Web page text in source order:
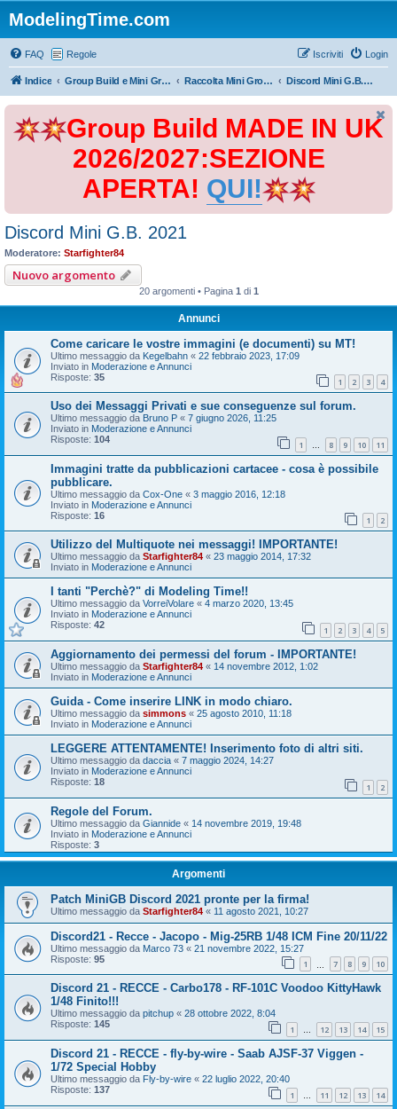
ModelingTime.com
FAQ Regole Login
Iscriviti
Indice Group Build e Mini Group Build Raccolta Mini Group Build Discord Mini G.B. 2021
Group Build MADE IN UK
2026/2027:SEZIONE
APERTA! QUI!
Discord Mini G.B. 2021
Moderatore: Starfighter84
Nuovo argomento
20 argomenti • Pagina 1 di 1
Annunci
Come caricare le vostre immagini (e documenti) su MT!
Ultimo messaggio da Kegelbahn « 22 febbraio 2023, 17:09
Inviato in Moderazione e Annunci
Risposte: 35 1 2 3 4
Uso dei Messaggi Privati e sue conseguenze sul forum.
Ultimo messaggio da Bruno P « 7 giugno 2026, 11:25
Inviato in Moderazione e Annunci
Risposte: 104 1 … 8 9 10 11
Immagini tratte da pubblicazioni cartacee - cosa è possibile
pubblicare.
Ultimo messaggio da Cox-One « 3 maggio 2016, 12:18
Inviato in Moderazione e Annunci
Risposte: 16 1 2
Utilizzo del Multiquote nei messaggi! IMPORTANTE!
Ultimo messaggio da Starfighter84 « 23 maggio 2014, 17:32
Inviato in Moderazione e Annunci
I tanti "Perchè?" di Modeling Time!!
Ultimo messaggio da VorreiVolare « 4 marzo 2020, 13:45
Inviato in Moderazione e Annunci
Risposte: 42 1 2 3 4 5
Aggiornamento dei permessi del forum - IMPORTANTE!
Ultimo messaggio da Starfighter84 « 14 novembre 2012, 1:02
Inviato in Moderazione e Annunci
Guida - Come inserire LINK in modo chiaro.
Ultimo messaggio da simmons « 25 agosto 2010, 11:18
Inviato in Moderazione e Annunci
LEGGERE ATTENTAMENTE! Inserimento foto di altri siti.
Ultimo messaggio da daccia « 7 maggio 2024, 14:27
Inviato in Moderazione e Annunci
Risposte: 18 1 2
Regole del Forum.
Ultimo messaggio da Giannide « 14 novembre 2019, 19:48
Inviato in Moderazione e Annunci
Risposte: 3
Argomenti
Patch MiniGB Discord 2021 pronte per la firma!
Ultimo messaggio da Starfighter84 « 11 agosto 2021, 10:27
Discord21 - Recce - Jacopo - Mig-25RB 1/48 ICM Fine 20/11/22
Ultimo messaggio da Marco 73 « 21 novembre 2022, 15:27
Risposte: 95 1 7 8 9 10
Discord 21 - RECCE - Carbo178 - RF-101C Voodoo KittyHawk
1/48 Finito!!!
Ultimo messaggio da pitchup « 28 ottobre 2022, 8:04
Risposte: 145 1 … 12 13 14 15
Discord 21 - RECCE - fly-by-wire - Saab AJSF-37 Viggen -
1/72 Special Hobby
Ultimo messaggio da Fly-by-wire « 22 luglio 2022, 20:40
Risposte: 137 1 … 11 12 13 14